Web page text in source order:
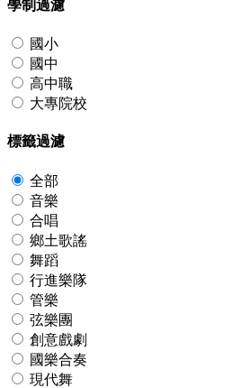
學制過濾
國小
國中
高中職
大專院校
標籤過濾
全部
音樂
合唱
鄉土歌謠
舞蹈
行進樂隊
管樂
弦樂團
創意戲劇
國樂合奏
現代舞